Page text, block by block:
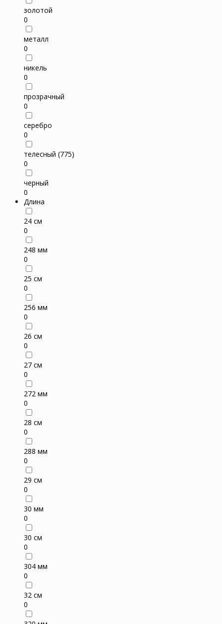
золотой
0
металл
0
никель
0
прозрачный
0
серебро
0
телесный (775)
0
черный
0
Длина
24 см
0
248 мм
0
25 см
0
256 мм
0
26 см
0
27 см
0
272 мм
0
28 см
0
288 мм
0
29 см
0
30 мм
0
30 см
0
304 мм
0
32 см
0